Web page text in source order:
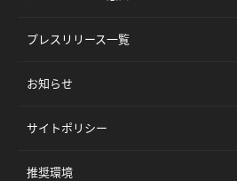
プレスリリース一覧
お知らせ
サイトポリシー
推奨環境